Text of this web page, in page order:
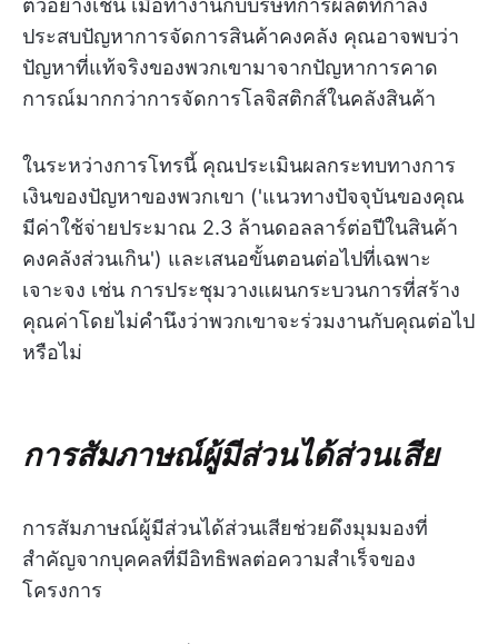
ตัวอย่างเช่น เมื่อทำงานกับบริษัทการผลิตที่กำลัง
ประสบปัญหาการจัดการสินค้าคงคลัง คุณอาจพบว่า
ปัญหาที่แท้จริงของพวกเขามาจากปัญหาการคาด
การณ์มากกว่าการจัดการโลจิสติกส์ในคลังสินค้า
ในระหว่างการโทรนี้ คุณประเมินผลกระทบทางการ
เงินของปัญหาของพวกเขา ('แนวทางปัจจุบันของคุณ
มีค่าใช้จ่ายประมาณ 2.3 ล้านดอลลาร์ต่อปีในสินค้า
คงคลังส่วนเกิน') และเสนอขั้นตอนต่อไปที่เฉพาะ
เจาะจง เช่น การประชุมวางแผนกระบวนการที่สร้าง
คุณค่าโดยไม่คำนึงว่าพวกเขาจะร่วมงานกับคุณต่อไป
หรือไม่
การสัมภาษณ์ผู้มีส่วนได้ส่วนเสีย
การสัมภาษณ์ผู้มีส่วนได้ส่วนเสียช่วยดึงมุมมองที่
สำคัญจากบุคคลที่มีอิทธิพลต่อความสำเร็จของ
โครงการ